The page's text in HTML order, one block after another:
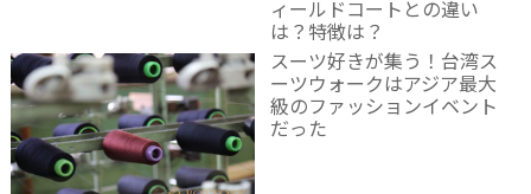
ィールドコートとの違い
は？特徴は？
スーツ好きが集う！台湾ス
ーツウォークはアジア最大
級のファッションイベント
だった